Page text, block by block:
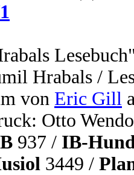
Hrabals /
von Eric Gill
Otto
937 / IB-
3449 /